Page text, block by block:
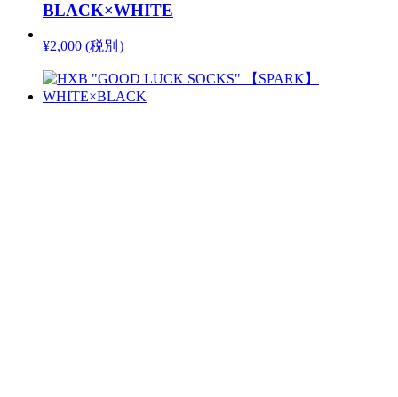
BLACK×WHITE
¥2,000 (税別）